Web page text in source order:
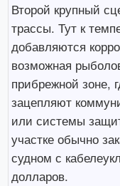
Второй крупный
трассы. Тут к
добавляются
возможная
прибрежной зоне,
зацепляют
или системы
участке обычно
судном с
долларов.